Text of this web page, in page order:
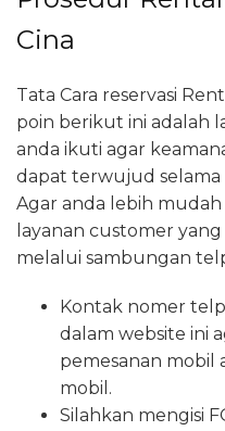
Cina
Tata Cara reservasi
poin berikut ini adalah
anda ikuti agar
dapat terwujud
Agar anda lebih
layanan customer
melalui sambungan
Kontak nomer
dalam website ini
pemesanan mobil
mobil.
Silahkan mengisi